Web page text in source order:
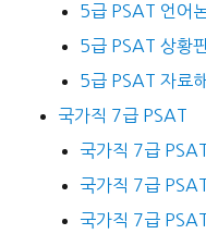
5급 PSAT 언어
5급 PSAT 상황
5급 PSAT 자료
국가직 7급 PSAT
국가직 7급
국가직 7급
국가직 7급